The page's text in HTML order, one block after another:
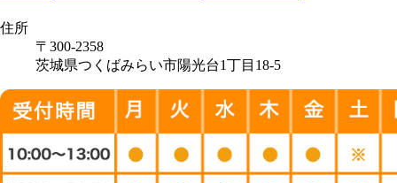
住所
〒300-2358
茨城県つくばみらい市陽光台1丁目18-5